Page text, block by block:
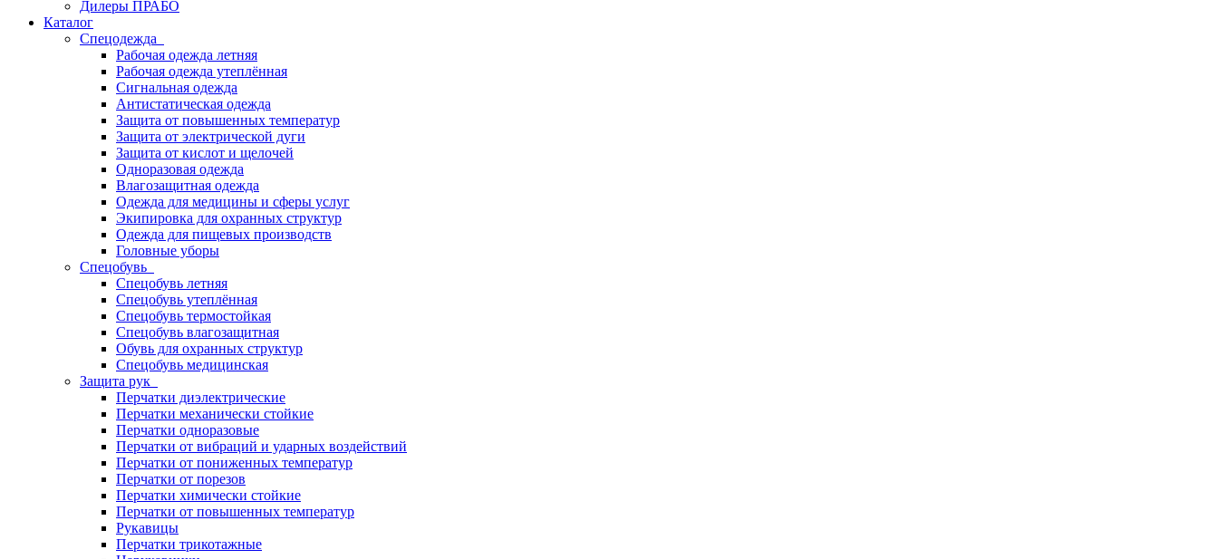
Дилеры ПРАБО
Каталог
Спецодежда
Рабочая одежда летняя
Рабочая одежда утеплённая
Сигнальная одежда
Антистатическая одежда
Защита от повышенных температур
Защита от электрической дуги
Защита от кислот и щелочей
Одноразовая одежда
Влагозащитная одежда
Одежда для медицины и сферы услуг
Экипировка для охранных структур
Одежда для пищевых производств
Головные уборы
Спецобувь
Спецобувь летняя
Спецобувь утеплённая
Спецобувь термостойкая
Спецобувь влагозащитная
Обувь для охранных структур
Спецобувь медицинская
Защита рук
Перчатки диэлектрические
Перчатки механически стойкие
Перчатки одноразовые
Перчатки от вибраций и ударных воздействий
Перчатки от пониженных температур
Перчатки от порезов
Перчатки химически стойкие
Перчатки от повышенных температур
Рукавицы
Перчатки трикотажные